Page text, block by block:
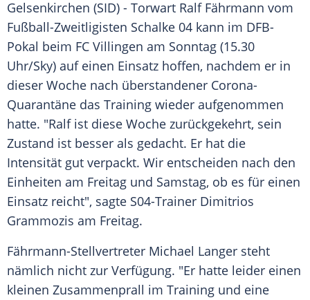
Gelsenkirchen (SID) - Torwart Ralf Fährmann vom
Fußball-Zweitligisten Schalke 04 kann im DFB-
Pokal beim FC Villingen am Sonntag (15.30
Uhr/Sky) auf einen Einsatz hoffen, nachdem er in
dieser Woche nach überstandener Corona-
Quarantäne das Training wieder aufgenommen
hatte. "Ralfist diese Woche zurückgekehrt, sein
Zustand ist besser als gedacht. Er hat die
Intensität gut verpackt. Wir entscheiden nach den
Einheiten am Freitag und Samstag, ob es für einen
Einsatz reicht", sagte S04-Trainer Dimitrios
Grammozis am Freitag.
Fährmann-Stellvertreter Michael Langer steht
nämlich nicht zur Verfügung. "Er hatte leider einen
kleinen Zusammenprall im Training und eine